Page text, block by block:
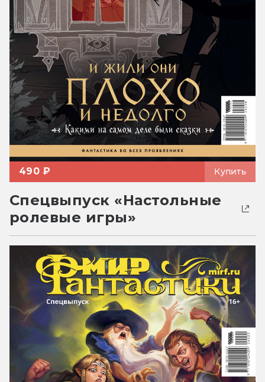
490 ₽ Купить
Спецвыпуск «Настольные
ролевые игры»